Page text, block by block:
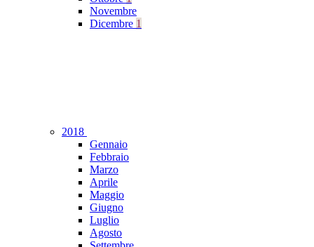
Novembre
Dicembre 1
2018
Gennaio
Febbraio
Marzo
Aprile
Maggio
Giugno
Luglio
Agosto